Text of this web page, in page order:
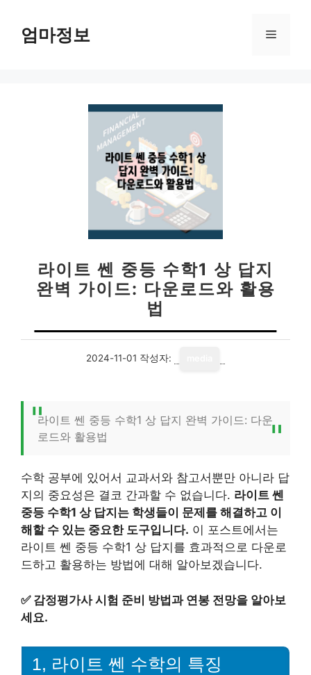
엄마정보 메
라이트 쎈 중등 수학1 상 답지
완벽 가이드: 다운로드와 활용
법
2024-11-01 작성자:
라이트 쎈 중등 수학1 상 답지 완벽 가이드: 다운
로드와 활용법
수학 공부에 있어서 교과서와 참고서뿐만 아니라 답
지의 중요성은 결코 간과할 수 없습니다. 라이트 쎈
중등 수학1 상 답지는 학생들이 문제를 해결하고 이
해할 수 있는 중요한 도구입니다. 이 포스트에서는
라이트 쎈 중등 수학1 상 답지를 효과적으로 다운로
드하고 활용하는 방법에 대해 알아보겠습니다.
✅ 감정평가사 시험 준비 방법과 연봉 전망을 알아보
세요.
1, 라이트 쎈 수학의 특징